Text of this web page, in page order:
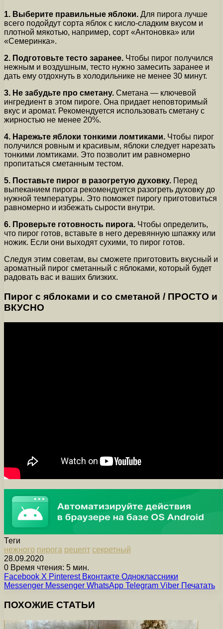
1. Выберите правильные яблоки. Для пирога лучше
всего подойдут сорта яблок с кисло-сладким вкусом и
плотной мякотью, например, сорт «Антоновка» или
«Семеринка».
2. Подготовьте тесто заранее. Чтобы пирог получился
нежным и воздушным, тесто нужно замесить заранее и
дать ему отдохнуть в холодильнике не менее 30 минут.
3. Не забудьте про сметану. Сметана — ключевой
ингредиент в этом пироге. Она придает неповторимый
вкус и аромат. Рекомендуется использовать сметану с
жирностью не менее 20%.
4. Нарежьте яблоки тонкими ломтиками. Чтобы пирог
получился ровным и красивым, яблоки следует нарезать
тонкими ломтиками. Это позволит им равномерно
пропитаться сметанным тестом.
5. Поставьте пирог в разогретую духовку. Перед
выпеканием пирога рекомендуется разогреть духовку до
нужной температуры. Это поможет пирогу приготовиться
равномерно и избежать сырости внутри.
6. Проверьте готовность пирога. Чтобы определить,
что пирог готов, вставьте в него деревянную шпажку или
ножик. Если они выходят сухими, то пирог готов.
Следуя этим советам, вы сможете приготовить вкусный и
ароматный пирог сметанный с яблоками, который будет
радовать вас и ваших близких.
Пирог с яблоками и со сметаной / ПРОСТО и
ВКУСНО
Теги
нежного пирога рецепт секретный
28.09.2020
0 Время чтения: 5 мин.
Facebook X Pinterest Вконтакте Одноклассники
Messenger Messenger WhatsApp Telegram Viber Печатать
ПОХОЖИЕ СТАТЬИ